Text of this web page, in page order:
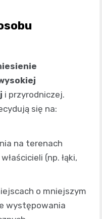
i przyrodniczej.
się na:
na terenach
(np. łąki,
o mniejszym
występowania